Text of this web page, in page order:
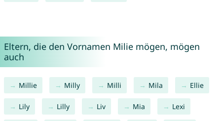
Eltern, die den Vornamen Milie mögen, mögen
auch
Millie Milly Milli Mila Ellie
Lily Lilly Liv Mia Lexi